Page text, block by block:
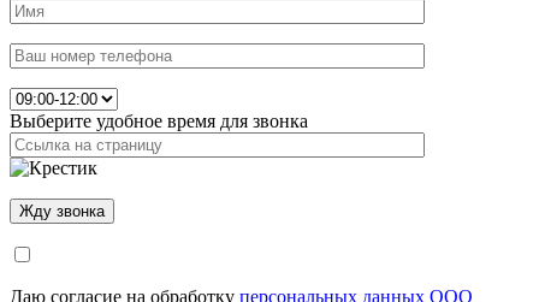
Выберите удобное время для звонка
Даю согласие на обработку персональных данных ООО